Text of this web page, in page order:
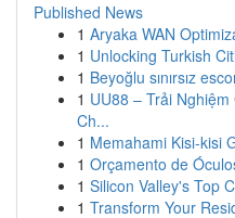
Published News
1 Aryaka WAN
1 Unlocking Turkish
1 Beyoğlu sınırsız
1 UU88 – Trải
Ch...
1 Memahami Kisi-kisi
1 Orçamento de
1 Silicon Valley's Top
1 Transform Your